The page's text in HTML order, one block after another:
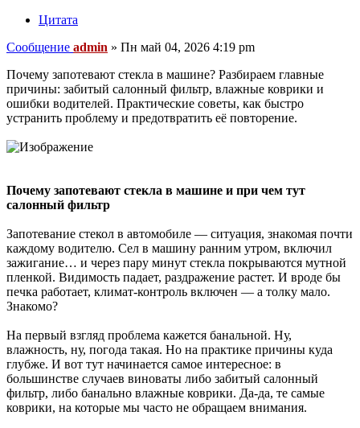
Цитата
Сообщение admin » Пн май 04, 2026 4:19 pm
Почему запотевают стекла в машине? Разбираем главные
причины: забитый салонный фильтр, влажные коврики и
ошибки водителей. Практические советы, как быстро
устранить проблему и предотвратить её повторение.
Почему запотевают стекла в машине и при чем тут
салонный фильтр
Запотевание стекол в автомобиле — ситуация, знакомая почти
каждому водителю. Сел в машину ранним утром, включил
зажигание… и через пару минут стекла покрываются мутной
пленкой. Видимость падает, раздражение растет. И вроде бы
печка работает, климат-контроль включен — а толку мало.
Знакомо?
На первый взгляд проблема кажется банальной. Ну,
влажность, ну, погода такая. Но на практике причины куда
глубже. И вот тут начинается самое интересное: в
большинстве случаев виноваты либо забитый салонный
фильтр, либо банально влажные коврики. Да-да, те самые
коврики, на которые мы часто не обращаем внимания.